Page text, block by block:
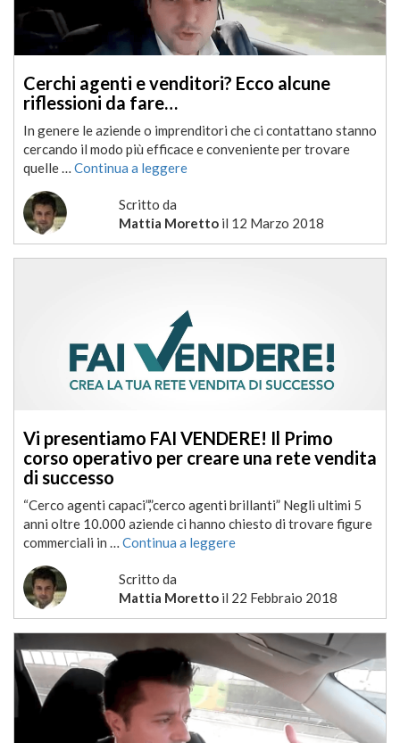
Cerchi agenti e venditori? Ecco alcune
riflessioni da fare…
In genere le aziende o imprenditori che ci contattano stanno
cercando il modo più efficace e conveniente per trovare
quelle … Continua a leggere
Scritto da
Mattia Morettoil 12 Marzo 2018
Vi presentiamo FAI VENDERE! Il Primo
corso operativo per creare una rete vendita
di successo
“Cerco agenti capaci”,”cerco agenti brillanti” Negli ultimi 5
anni oltre 10.000 aziende ci hanno chiesto di trovare figure
commerciali in … Continua a leggere
Scritto da
Mattia Morettoil 22 Febbraio 2018